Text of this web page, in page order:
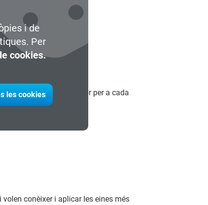
i de
Per
cookies.
les cookies
assistits per ordinador per a cada
conèixer i aplicar les eines més